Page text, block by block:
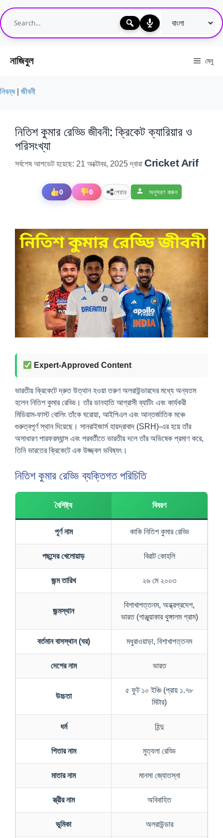
এড়িেয়
লেখায়
যান
নাজিবুল মেনু
নিবন্ধ| জীবনী
নিতিশ কুমার রেড্ডি জীবনী: ক্রিকেট ক্যারিয়ার ও
পরিসংখ্যা
সর্বশেষ আপডেট হয়েছে: 21 অক্টোবর, 2025দ্বারা Cricket Arif
0 0 শেয়ার অনুসরণ করুন
Expert-Approved Content
ভারতীয় ক্রিকেটে দ্রুত উত্থান হওয়া তরুণ অলরাউন্ডারদের মধ্যে অন্যতম
হলেন নিতিশ কুমার রেড্ডি। তাঁর ডানহাতি আগ্রাসী ব্যাটিং এবং কার্যকরী
মিডিয়াম-ফাস্ট বোলিং তাঁকে ঘরোয়া, আইপিএল এবং আন্তর্জাতিক মঞ্চে
গুরুত্বপূর্ণ স্থান দিয়েছে। সানরাইজার্স হায়দ্রাবাদ (SRH)-এর হয়ে তাঁর
অসাধারণ পারফরম্যান্স এবং পরবর্তীতে ভারতীয় দলে তাঁর অভিষেক প্রমাণ করে,
তিনি ভারতের ক্রিকেটে এক উজ্জ্বল ভবিষ্যৎ।
নিতিশ কুমার রেড্ডি ব্যক্তিগত পরিচিতি
বৈশিষ্ট্য বিবরণ
পূর্ণ নাম কাকি নিতিশ কুমার রেড্ডি
পছন্দের খেলোয়াড় বিরাট কোহলি
জন্ম তারিখ ২৬ মে ২০০৩
জন্মস্থান
বিশাখাপত্তনম, অন্ধ্রপ্রদেশ,
ভারত (গাঞ্জুয়াকার থুঙ্গালম গ্রাম)
বর্তমান বাসস্থান (ঘর) মধুরাওয়াড়া, বিশাখাপত্তনম
দেশের নাম ভারত
উচ্চতা
৫ ফুট ১০ ইঞ্চি (প্রায় ১.৭৮
মিটার)
ধর্ম হিন্দু
পিতার নাম মুত্যলা রেড্ডি
মাতার নাম মানসা জ্যোতস্না
স্ত্রীর নাম অবিবাহিত
ভূমিকা অলরাউন্ডার